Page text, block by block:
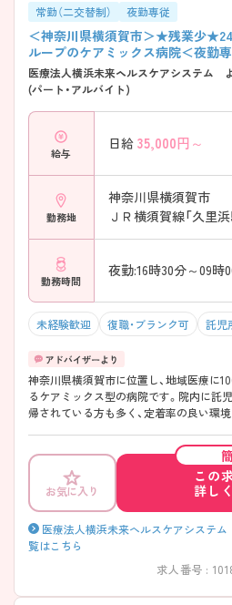
常勤（二交替制） 夜勤専従
＜神奈川県横須賀市＞★残業少
ループのケアミックス病院＜夜勤
医療法人横浜未来ヘルスケアシステム
(パート・アルバイト)
給与
日給 35,000円～
勤務地
神奈川県横須賀市
ＪＲ横須賀線「久里
勤務時間
夜勤:16時30分～09時
未経験歓迎 復職・ブランク可 託児
神奈川県横須賀市に位置し、地域医療に
るケアミックス型の病院です。院内に託
帰されている方も多く、定着率の良い環
も快くご指導頂けます。 ご興味ある方に
に詳細をお話しいたしますのでお気軽に
お気に入り
この
詳し
医療法人横浜未来ヘルスケアシステ
覧はこちら
求人番号 :